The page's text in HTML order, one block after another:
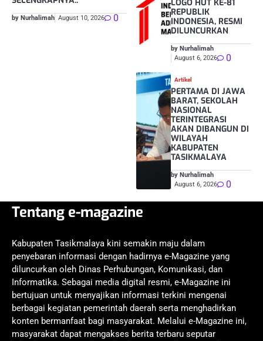
by Nurhalimah August 10, 2026 0
LOGO HUT KE-81
REPUBLIK
INDONESIA, RESMI
DILUNCURKAN
by Nurhalimah
August 6, 2026
0
Artikel
PERTAMA DI JAWA
BARAT, SEKOLAH
NASIONAL
TERINTEGRASI
AKAN DIBANGUN DI
WILAYAH
KABUPATEN
TASIKMALAYA
by Nurhalimah
August 6, 2026
0
Tentang e-magazine
Kabupaten Tasikmalaya kini semakin maju dalam
penyebaran informasi dengan hadirnya e-Magazine yang
diluncurkan oleh Dinas Perhubungan, Komunikasi, dan
Informatika. Sebagai media digital resmi, e-Magazine ini
bertujuan untuk menyajikan informasi terkini mengenai
berbagai kegiatan pemerintah daerah serta menghadirkan
konten bermanfaat bagi masyarakat. Melalui e-Magazine ini,
masyarakat dapat mengakses berita terbaru seputar